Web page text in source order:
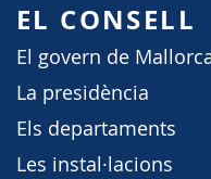
EL CONSELL
El govern de
La presidència
Els departaments
Les instal·lacions